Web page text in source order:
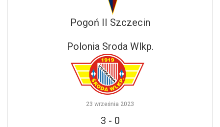
Pogoń II Szczecin
Polonia Sroda Wlkp.
23 września 2023
3 - 0